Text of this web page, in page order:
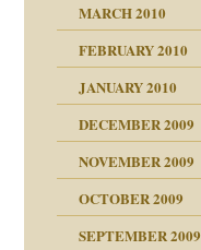
MARCH 2010
FEBRUARY 2010
JANUARY 2010
DECEMBER 2009
NOVEMBER 2009
OCTOBER 2009
SEPTEMBER 2009